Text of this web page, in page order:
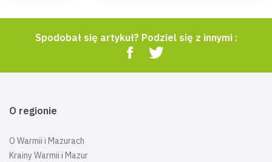
Spodobał się artykuł? Podziel się z innymi :
O regionie
O Warmii i Mazurach
Krainy Warmii i Mazur